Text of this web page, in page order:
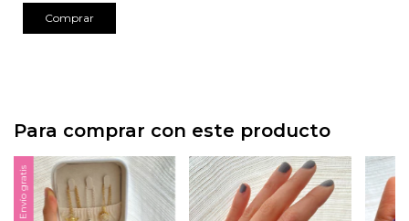
Comprar
Para comprar con este producto
Envío gratis